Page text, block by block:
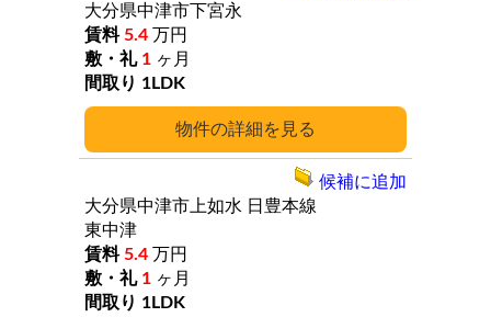
詳細
大分県中津市下宮永
5.4 万円
1 ヶ月
1LDK
大分県中津市上如水 日豊本線
東中津
5.4 万円
1 ヶ月
1LDK
候補に追加